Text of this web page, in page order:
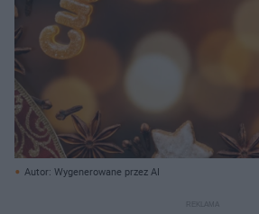
Autor: Wygenerowane przez AI